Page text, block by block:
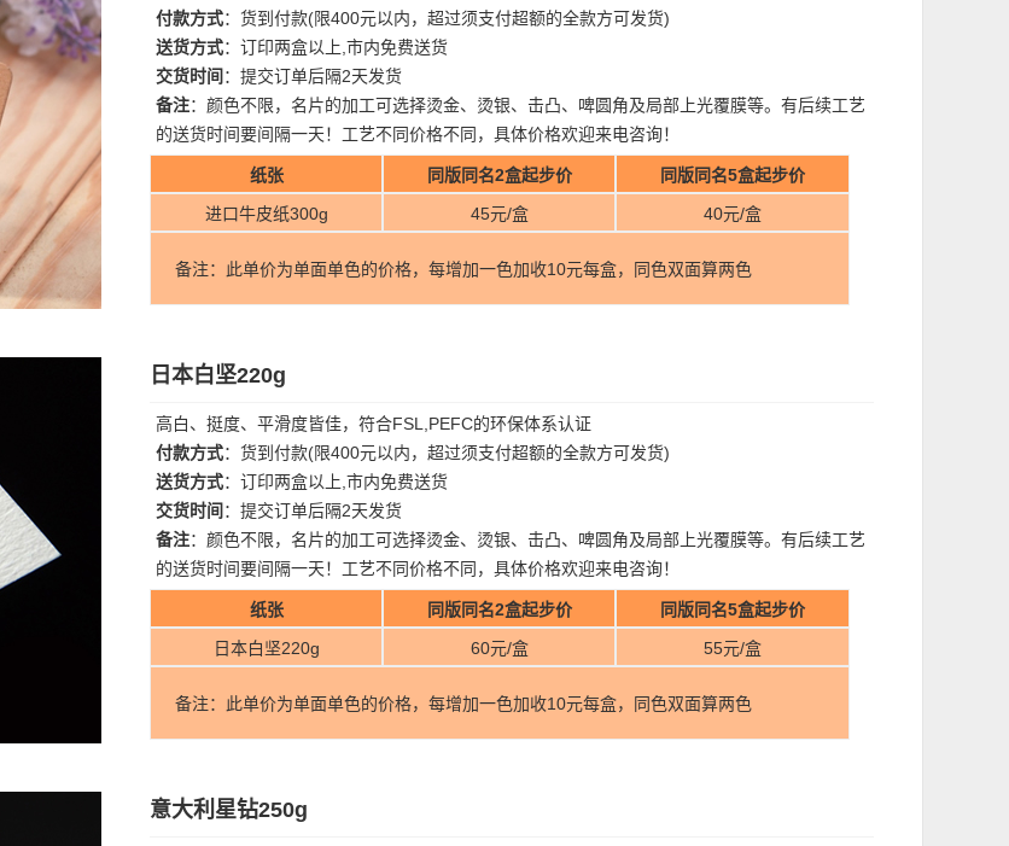
付款方式：货到付款(限400元以内，超过须支付超额的全款方可发货)
送货方式：订印两盒以上,市内免费送货
交货时间 ：提交订单后隔2天发货
备注：颜色不限，名片的加工可选择烫金、烫银、击凸、啤圆角及局部上光覆膜等。有后续工艺
的送货时间要间隔一天！工艺不同价格不同，具体价格欢迎来电咨询！
纸张 同版同名2盒起步价
同版同名5盒起步价
进口牛皮纸300g
45元/盒 40元/盒
备注：此单价为单面单色的价格，每增加一色加收10元每盒，同色双面算两色
日本白坚220g
高白、挺度、平滑度皆佳，符合FSL,PEFC的环保体系认证
付款方式：货到付款(限400元以内，超过须支付超额的全款方可发货)
送货方式：订印两盒以上,市内免费送货
交货时间 ：提交订单后隔2天发货
备注：颜色不限，名片的加工可选择烫金、烫银、击凸、啤圆角及局部上光覆膜等。有后续工艺
的送货时间要间隔一天！工艺不同价格不同，具体价格欢迎来电咨询！
纸张 同版同名2盒起步价
同版同名5盒起步价
日本白坚220g
60元/盒 55元/盒
备注：此单价为单面单色的价格，每增加一色加收10元每盒，同色双面算两色
意大利星钻250g